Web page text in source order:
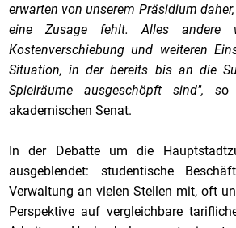
erwarten von unserem Präsidium
eine Zusage fehlt. Alles andere
Kostenverschiebung und weiteren
Situation, in der bereits bis an die
Spielräume ausgeschöpft sind", so
akademischen Senat.
In der Debatte um die
ausgeblendet: studentische
Verwaltung an vielen Stellen mit, oft
Perspektive auf vergleichbare